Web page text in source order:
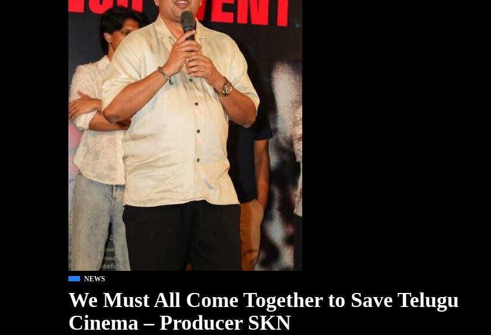
NEWS
We Must All Come Together to Save Telugu
Cinema – Producer SKN